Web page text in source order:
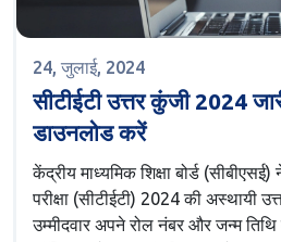
24, जुलाई, 2024
सीटीईटी उत्तर कुंजी 2024
डाउनलोड करें
केंद्रीय माध्यमिक शिक्षा बोर्ड
परीक्षा (सीटीईटी) 2024 की अस्थायी
उम्मीदवार अपने रोल नंबर और जन्म